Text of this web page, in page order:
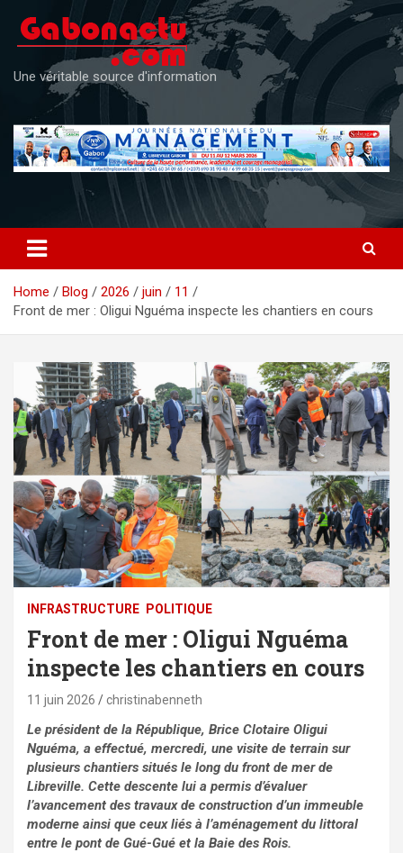
content
Une véritable source d'information
Home Blog 2026 juin
11
Front de mer : Oligui Nguéma inspecte les chantiers en cours
⁠INFRASTRUCTURE POLITIQUE
Front de mer : Oligui Nguéma
inspecte les chantiers en cours
11 juin 2026 christinabenneth
Le président de la République, Brice Clotaire Oligui
Nguéma, a effectué, mercredi, une visite de terrain sur
plusieurs chantiers situés le long du front de mer de
Libreville. Cette descente lui a permis d’évaluer
l’avancement des travaux de construction d’un immeuble
moderne ainsi que ceux liés à l’aménagement du littoral
entre le pont de Gué-Gué et la Baie des Rois.